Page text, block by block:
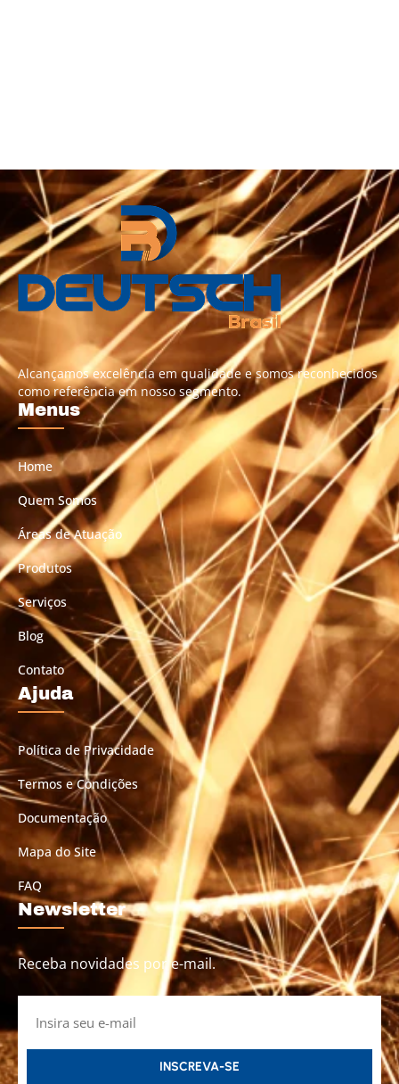
Alcançamos excelência em qualidade e somos reconhecidos
como referência em nosso segmento.
Menus
Home
Quem Somos
Áreas de Atuação
Produtos
Serviços
Blog
Contato
Ajuda
Política de Privacidade
Termos e Condições
Documentação
Mapa do Site
FAQ
Newsletter
Receba novidades por e-mail.
INSCREVA-SE